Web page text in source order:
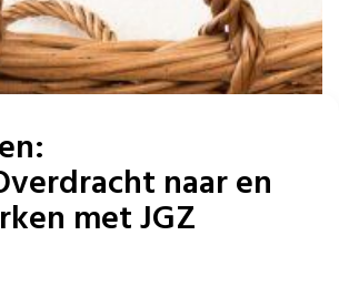
naar en
met JGZ